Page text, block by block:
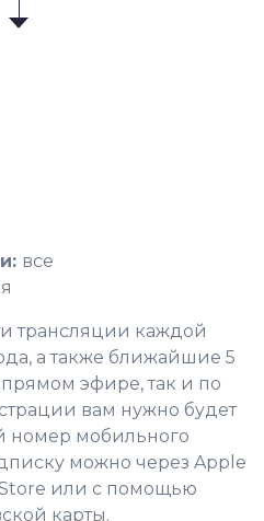
все
трансляции каждой
а также ближайшие 5
эфире, так и по
вам нужно будет
номер мобильного
можно через Apple
или с помощью
карты.